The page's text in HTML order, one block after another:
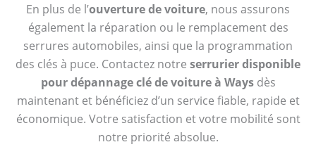
En plus de l’ouverture de voiture, nous assurons
également la réparation ou le remplacement des
serrures automobiles, ainsi que la programmation
des clés à puce. Contactez notre serrurier disponible
pour dépannage clé de voiture à Waysdès
maintenant et bénéficiez d’un service fiable, rapide et
économique. Votre satisfaction et votre mobilité sont
notre priorité absolue.